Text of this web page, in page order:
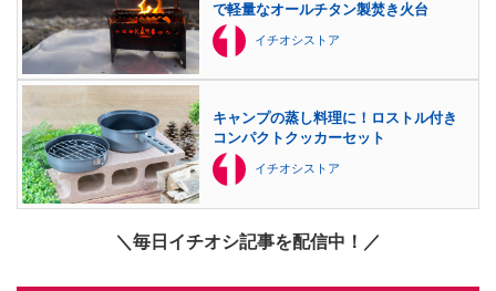
で軽量なオールチタン製焚き火台
イチオシストア
キャンプの蒸し料理に！ロストル付き
コンパクトクッカーセット
イチオシストア
＼毎日イチオシ記事を配信中！／